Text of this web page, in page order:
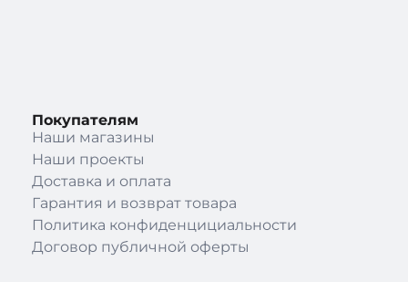
Покупателям
Наши магазины
Наши проекты
Доставка и оплата
Гарантия и возврат товара
Политика конфиденцициальности
Договор публичной оферты